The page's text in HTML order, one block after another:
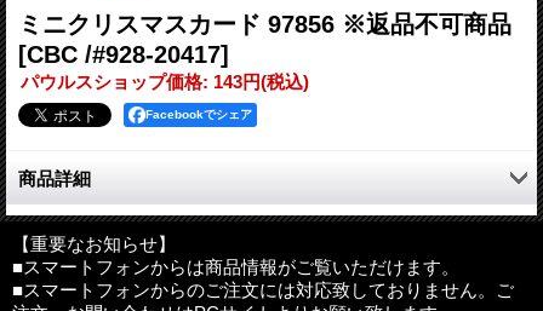
ミニクリスマスカード 97856 ※返品不可商品
[CBC /#928-20417]
パウルスショップ価格: 143円(税込)
Facebookでシェア
商品詳細
長方形のミニクリスマスカードです。
サイズ：約190mm×75mm（二つ折りの状態）
その他：封筒付き(白色）
【重要なお知らせ】
■スマートフォンからは商品情報がご覧いただけます。
■スマートフォンからのご注文には対応致しておりません。ご